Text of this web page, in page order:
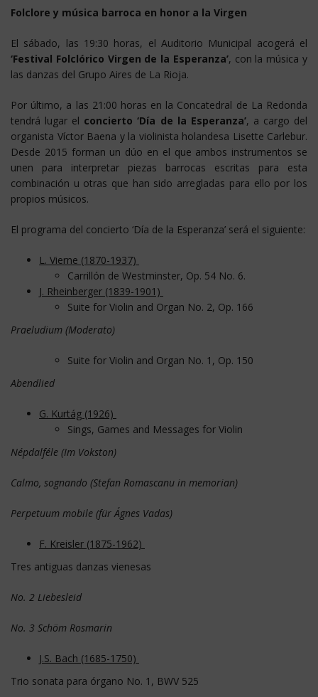
Folclore y música barroca en honor a la Virgen
El sábado, las 19:30 horas, el Auditorio Municipal acogerá el
‘Festival Folclórico Virgen de la Esperanza’, con la música y
las danzas del Grupo Aires de La Rioja.
Por último, a las 21:00 horas en la Concatedral de La Redonda
tendrá lugar el concierto ‘Día de la Esperanza’, a cargo del
organista Víctor Baena y la violinista holandesa Lisette Carlebur.
Desde 2015 forman un dúo en el que ambos instrumentos se
unen para interpretar piezas barrocas escritas para esta
combinación u otras que han sido arregladas para ello por los
propios músicos.
El programa del concierto ‘Día de la Esperanza’ será el siguiente:
L. Vierne (1870-1937)
Carrillón de Westminster, Op. 54 No. 6.
J. Rheinberger (1839-1901)
Suite for Violin and Organ No. 2, Op. 166
Praeludium (Moderato)
Suite for Violin and Organ No. 1, Op. 150
Abendlied
G. Kurtág (1926)
Sings, Games and Messages for Violin
Népdalféle (Im Vokston)
Calmo, sognando (Stefan Romascanu in memorian)
Perpetuum mobile (für Ágnes Vadas)
F. Kreisler (1875-1962)
Tres antiguas danzas vienesas
No. 2 Liebesleid
No. 3 Schöm Rosmarin
J.S. Bach (1685-1750)
Trio sonata para órgano No. 1, BWV 525